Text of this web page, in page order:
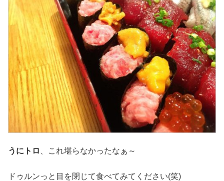
うにトロ 、これ堪らなかったなぁ～
ドゥルンっと目を閉じて食べてみてください(笑)